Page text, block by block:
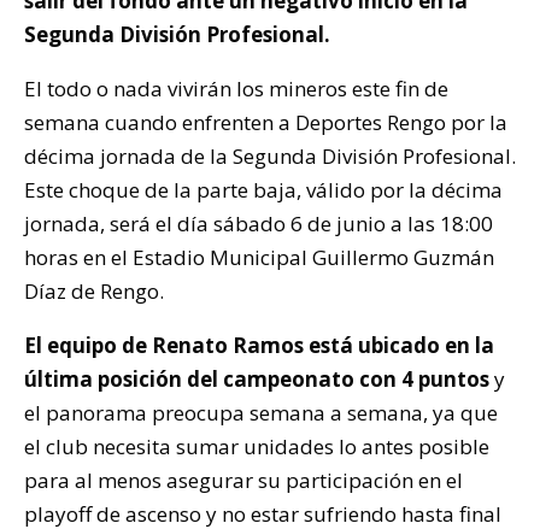
Segunda División Profesional.
El todo o nada vivirán los mineros este fin de
semana cuando enfrenten a Deportes Rengo por la
décima jornada de la Segunda División Profesional.
Este choque de la parte baja, válido por la décima
jornada, será el día sábado 6 de junio a las 18:00
horas en el Estadio Municipal Guillermo Guzmán
Díaz de Rengo.
El equipo de Renato Ramos está ubicado en la
última posición del campeonato con 4 puntosy
el panorama preocupa semana a semana, ya que
el club necesita sumar unidades lo antes posible
para al menos asegurar su participación en el
playoff de ascenso y no estar sufriendo hasta final